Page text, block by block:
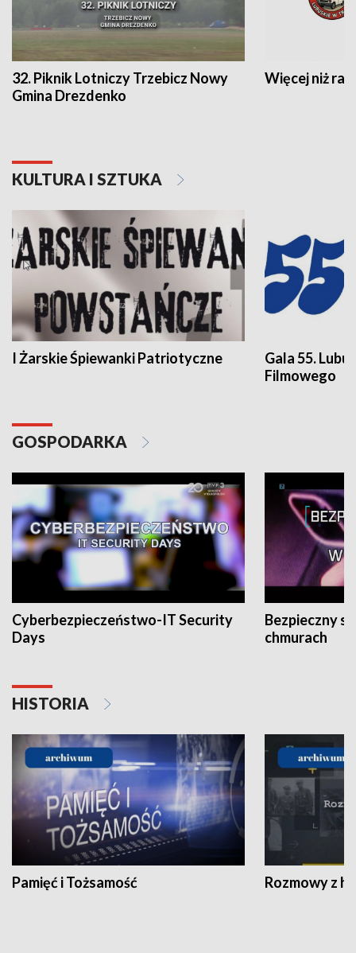
32. Piknik Lotniczy Trzebicz Nowy
Gmina Drezdenko
Więcej niż rajd
KULTURA I SZTUKA
I Żarskie Śpiewanki Patriotyczne
Gala 55.
Filmowego
GOSPODARKA
Cyberbezpieczeństwo-IT Security
Days
Bezpieczny
chmurach
HISTORIA
Pamięć i Tożsamość Rozmowy z